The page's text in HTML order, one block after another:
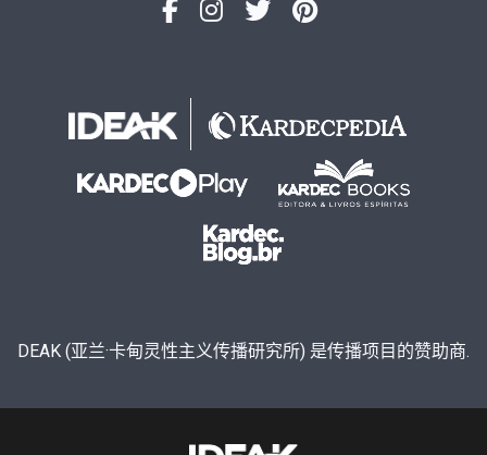
DEAK (亚兰·卡甸灵性主义传播研究所) 是传播项目的赞助商.